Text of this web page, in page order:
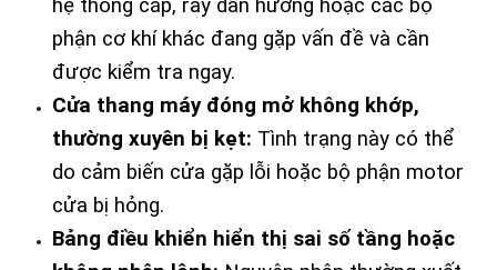
hệ thống cáp, ray dẫn hướng hoặc các bộ
phận cơ khí khác đang gặp vấn đề và cần
được kiểm tra ngay.
Cửa thang máy đóng mở không khớp,
thường xuyên bị kẹt: Tình trạng này có thể
do cảm biến cửa gặp lỗi hoặc bộ phận motor
cửa bị hỏng.
Bảng điều khiển hiển thị sai số tầng hoặc